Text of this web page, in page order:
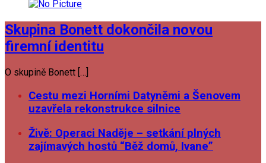
Skupina Bonett dokončila novou
firemní identitu
O skupině Bonett […]
Cestu mezi Horními Datyněmi a Šenovem
uzavřela rekonstrukce silnice
Živě: Operaci Naděje – setkání plných
zajímavých hostů “Běž domů, Ivane”